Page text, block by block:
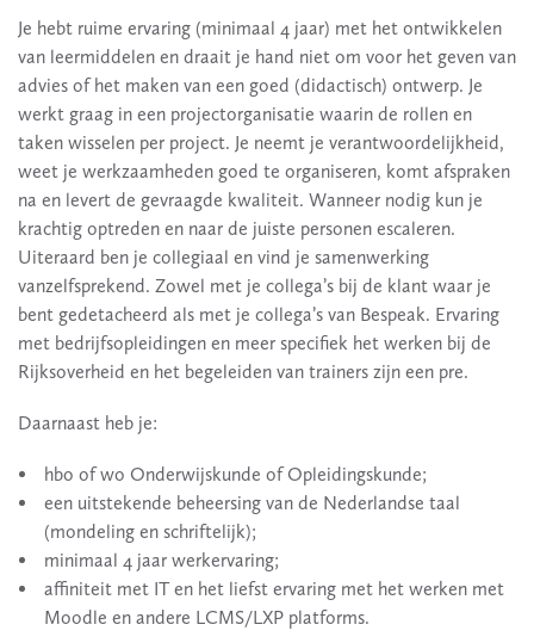
Je hebt ruime ervaring (minimaal 4 jaar) met het ontwikkelen
van leermiddelen en draait je hand niet om voor het geven van
advies of het maken van een goed (didactisch) ontwerp. Je
werkt graag in een projectorganisatie waarin de rollen en
taken wisselen per project. Je neemt je verantwoordelijkheid,
weet je werkzaamheden goed te organiseren, komt afspraken
na en levert de gevraagde kwaliteit. Wanneer nodig kun je
krachtig optreden en naar de juiste personen escaleren.
Uiteraard ben je collegiaal en vind je samenwerking
vanzelfsprekend. Zowel met je collega’s bij de klant waar je
bent gedetacheerd als met je collega’s van Bespeak. Ervaring
met bedrijfsopleidingen en meer specifiek het werken bij de
Rijksoverheid en het begeleiden van trainers zijn een pre.
Daarnaast heb je:
hbo of wo Onderwijskunde of Opleidingskunde;
een uitstekende beheersing van de Nederlandse taal
(mondeling en schriftelijk);
minimaal 4 jaar werkervaring;
affiniteit met IT en het liefst ervaring met het werken met
Moodle en andere LCMS/LXP platforms.